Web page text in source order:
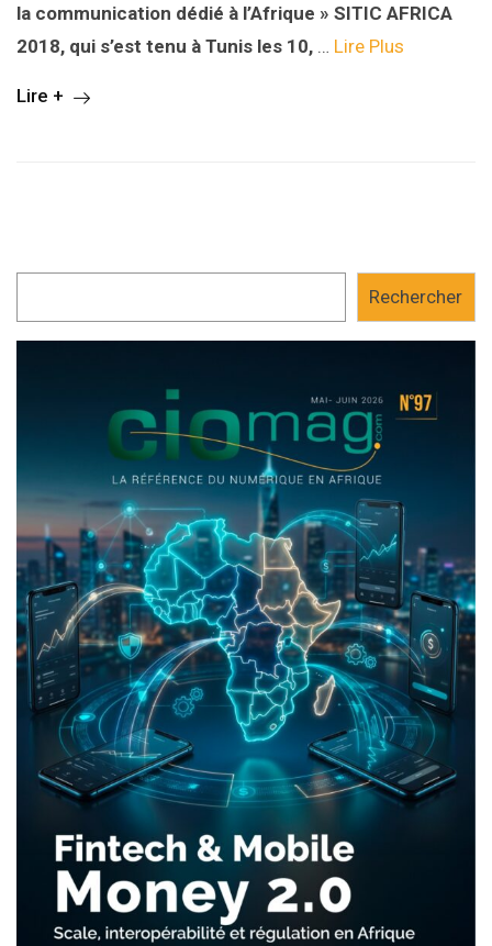
la communication dédié à l’Afrique » SITIC AFRICA
2018, qui s’est tenu à Tunis les 10, … Lire Plus
Lire +
Rechercher